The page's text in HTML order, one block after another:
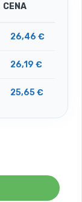
CENA
26,46 €
26,19 €
25,65€